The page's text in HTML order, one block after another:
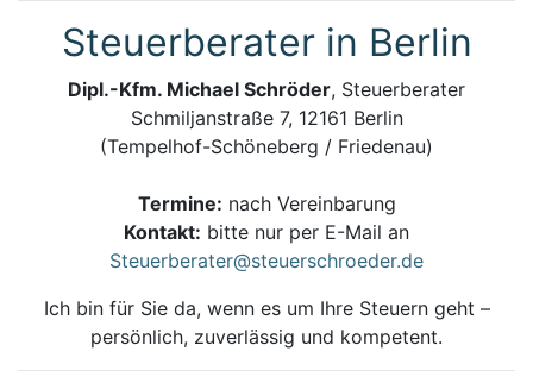
Steuerberater in Berlin
Dipl.-Kfm. Michael Schröder, Steuerberater
Schmiljanstraße 7, 12161 Berlin
(Tempelhof-Schöneberg / Friedenau)
Termine: nach Vereinbarung
Kontakt: bitte nur per E-Mail an
Steuerberater@steuerschroeder.de
Ich bin für Sie da, wenn es um Ihre Steuern geht –
persönlich, zuverlässig und kompetent.